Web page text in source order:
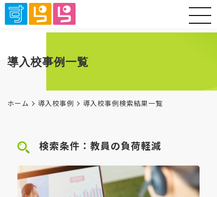
導入校事例一覧
ホーム 導入校事例 導入校事例検索結果一覧
検索条件：教員の負荷軽減